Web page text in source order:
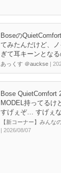
Boseの
てみたんだけど、
ぎて耳キーンとな
あっくす ＠auckse|
Bose QuietComfort
MODEL持ってるけ
すげぇぞ… すげぇ
【新コーナー】みんな
| 2026/08/07